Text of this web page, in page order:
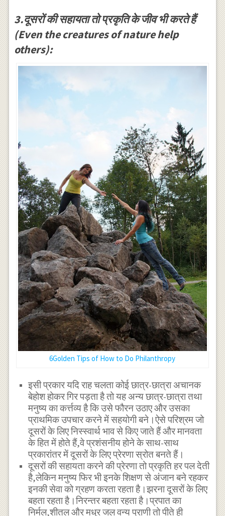
3.दूसरों की सहायता तो प्रकृति के जीव भी करते हैं
(Even the creatures of nature help
others):
6Golden Tips of How to Do Philanthropy
इसी प्रकार यदि राह चलता कोई छात्र-छात्रा अचानक
बेहोश होकर गिर पड़ता है तो यह अन्य छात्र-छात्रा तथा
मनुष्य का कर्त्तव्य है कि उसे फौरन उठाए और उसका
प्राथमिक उपचार करने में सहयोगी बने।ऐसे परिश्रम जो
दूसरों के लिए निस्स्वार्थ भाव से किए जाते हैं और मानवता
के हित में होते हैं,वे प्रशंसनीय होने के साथ-साथ
प्रकारांतर में दूसरों के लिए प्रेरणा स्रोत बनते हैं।
दूसरों की सहायता करने की प्रेरणा तो प्रकृति हर पल देती
है,लेकिन मनुष्य फिर भी इनके शिक्षण से अंजान बने रहकर
इनकी सेवा को ग्रहण करता रहता है।झरना दूसरों के लिए
बहता रहता है।निरन्तर बहता रहता है।प्रपात का
निर्मल,शीतल और मधुर जल वन्य प्राणी तो पीते ही